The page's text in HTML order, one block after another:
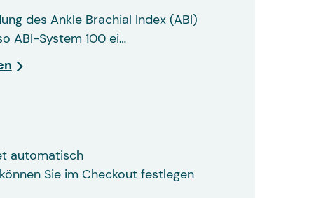
des Ankle Brachial Index (ABI)
ABI-System 100 ei…
automatisch
Sie im Checkout festlegen